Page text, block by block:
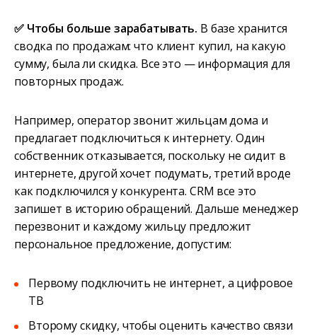
✅ Чтобы больше зарабатывать. В базе хранится
сводка по продажам: что клиент купил, на какую
сумму, была ли скидка. Все это — информация для
повторных продаж.
Например, оператор звонит жильцам дома и
предлагает подключиться к интернету. Один
собственник отказывается, поскольку не сидит в
интернете, другой хочет подумать, третий вроде
как подключился у конкурента. CRM все это
запишет в историю обращений. Дальше менеджер
перезвонит и каждому жильцу предложит
персональное предложение, допустим:
Первому подключить не интернет, а цифровое
ТВ
Второму скидку, чтобы оценить качество связи